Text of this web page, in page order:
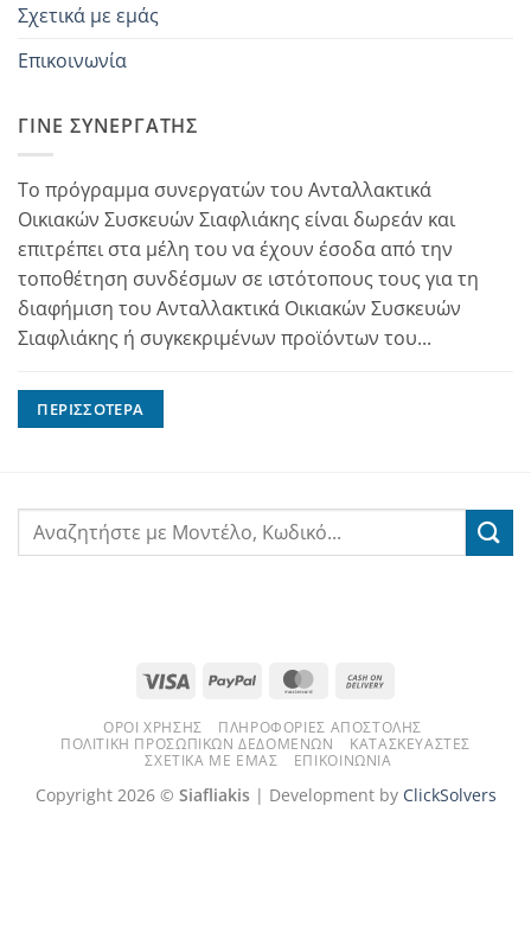
Σχετικά με εμάς
Επικοινωνία
ΓΊΝΕ ΣΥΝΕΡΓΆΤΗΣ
Το πρόγραμμα συνεργατών του Ανταλλακτικά
Οικιακών Συσκευών Σιαφλιάκης είναι δωρεάν και
επιτρέπει στα μέλη του να έχουν έσοδα από την
τοποθέτηση συνδέσμων σε ιστότοπους τους για τη
διαφήμιση του Ανταλλακτικά Οικιακών Συσκευών
Σιαφλιάκης ή συγκεκριμένων προϊόντων του...
ΠΕΡΙΣΣΌΤΕΡΑ
Visa PayPal MasterCard
Delivery
ΌΡΟΙ ΧΡΉΣΗΣ
ΠΛΗΡΟΦΟΡΊΕΣ ΑΠΟΣΤΟΛΉΣ
ΠΟΛΙΤΙΚΉ ΠΡΟΣΩΠΙΚΏΝ ΔΕΔΟΜΈΝΩΝ
ΚΑΤΑΣΚΕΥΑΣΤΈΣ
ΣΧΕΤΙΚΆ ΜΕ ΕΜΆΣ
ΕΠΙΚΟΙΝΩΝΊΑ
Copyright 2026 © Siafliakis| Development by ClickSolvers